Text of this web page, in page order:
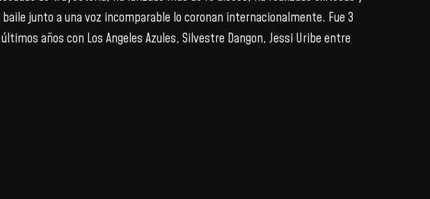
junto a una voz incomparable lo coronan internacionalmente. Fue 3
años con Los Angeles Azules, Silvestre Dangon, Jessi Uribe entre